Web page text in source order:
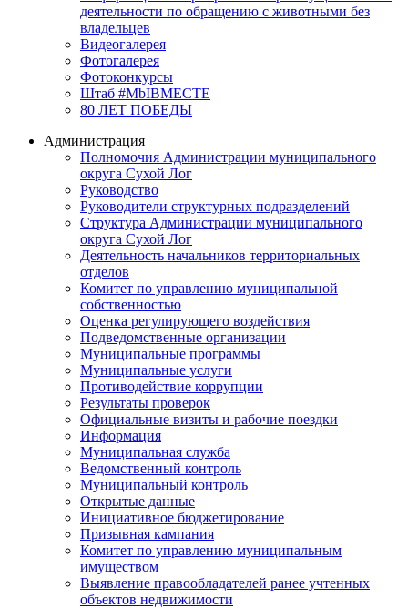
деятельности по обращению с животными без
владельцев
Видеогалерея
Фотогалерея
Фотоконкурсы
Штаб #MbIBMECTE
80 ЛЕТ ПОБЕДЫ
Администрация
Полномочия Администрации муниципального
округа Сухой Лог
Руководство
Руководители структурных подразделений
Структура Администрации муниципального
округа Сухой Лог
Деятельность начальников территориальных
отделов
Комитет по управлению муниципальной
собственностью
Оценка регулирующего воздействия
Подведомственные организации
Муниципальные программы
Муниципальные услуги
Противодействие коррупции
Результаты проверок
Официальные визиты и рабочие поездки
Информация
Муниципальная служба
Ведомственный контроль
Муниципальный контроль
Открытые данные
Инициативное бюджетирование
Призывная кампания
Комитет по управлению муниципальным
имуществом
Выявление правообладателей ранее учтенных
объектов недвижимости